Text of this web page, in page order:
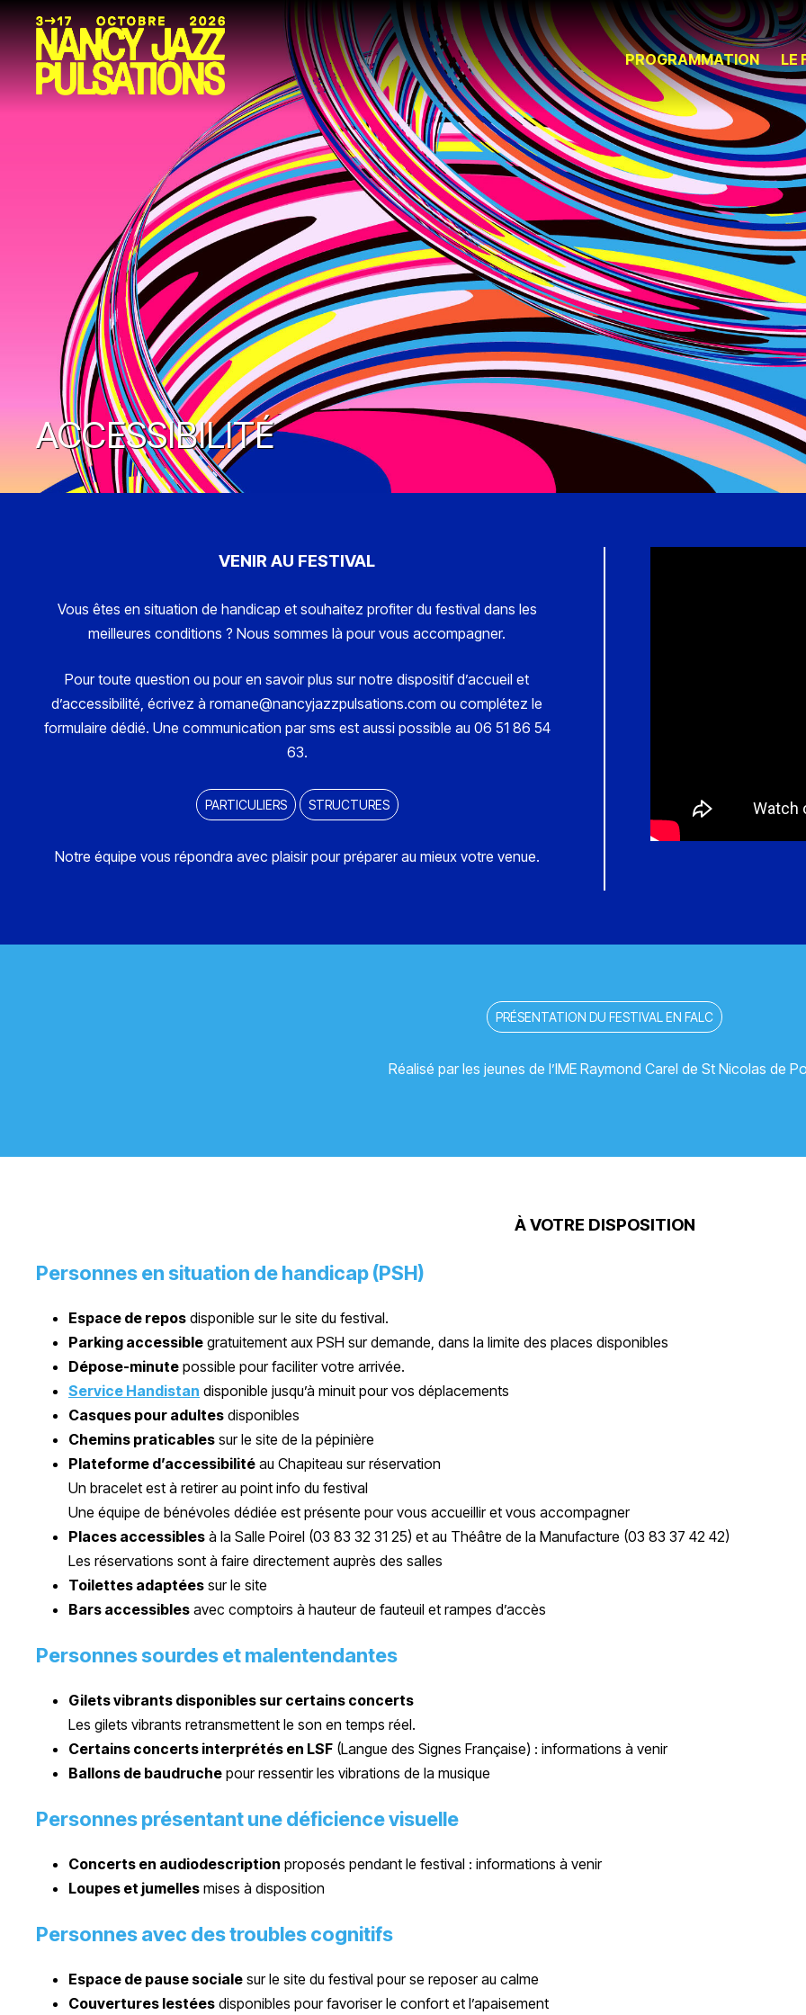
PROGRAMMATION LE
ACCESSIBILITÉ
VENIR AU FESTIVAL
Vous êtes en situation de handicap et souhaitez profiter du festival dans les
meilleures conditions ? Nous sommes là pour vous accompagner.
Pour toute question ou pour en savoir plus sur notre dispositif d’accueil et
d’accessibilité, écrivez à romane@nancyjazzpulsations.com ou complétez le
formulaire dédié. Une communication par sms est aussi possible au 06 51 86 54
63.
PARTICULIERS STRUCTURES
Notre équipe vous répondra avec plaisir pour préparer au mieux votre venue.
PRÉSENTATION DU FESTIVAL EN FALC
Réalisé par les jeunes de l’IME Raymond Carel de St Nicolas de
À VOTRE DISPOSITION
Personnes en situation de handicap (PSH)
Espace de repos disponible sur le site du festival.
Parking accessible gratuitement aux PSH sur demande, dans la limite des places disponibles
Dépose-minute possible pour faciliter votre arrivée.
Service Handistan disponible jusqu’à minuit pour vos déplacements
Casques pour adultes disponibles
Chemins praticables sur le site de la pépinière
Plateforme d’accessibilité au Chapiteau sur réservation
Un bracelet est à retirer au point info du festival
Une équipe de bénévoles dédiée est présente pour vous accueillir et vous accompagner
Places accessibles à la Salle Poirel (03 83 32 31 25) et au Théâtre de la Manufacture (03 83 37 42 42)
Les réservations sont à faire directement auprès des salles
Toilettes adaptées sur le site
Bars accessibles avec comptoirs à hauteur de fauteuil et rampes d’accès
Personnes sourdes et malentendantes
Gilets vibrants disponibles sur certains concerts
Les gilets vibrants retransmettent le son en temps réel.
Certains concerts interprétés en LSF (Langue des Signes Française) : informations à venir
Ballons de baudruche pour ressentir les vibrations de la musique
Personnes présentant une déficience visuelle
Concerts en audiodescription proposés pendant le festival : informations à venir
Loupes et jumelles mises à disposition
Personnes avec des troubles cognitifs
Espace de pause sociale sur le site du festival pour se reposer au calme
Couvertures lestées disponibles pour favoriser le confort et l’apaisement